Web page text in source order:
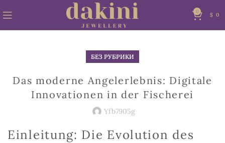
0
$ 0
БЕЗ РУБРИКИ
Das moderne Angelerlebnis: Digitale
Innovationen in der Fischerei
Yfb7905g
Einleitung: Die Evolution des